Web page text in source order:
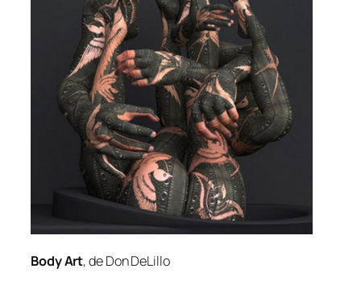
Body Art, de Don DeLillo